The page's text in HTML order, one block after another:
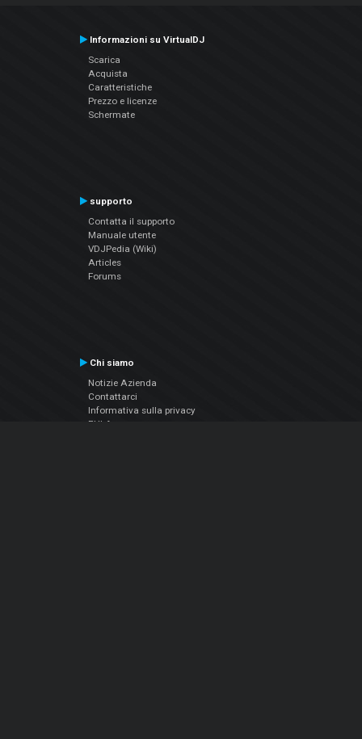
Informazioni su VirtualDJ
Scarica
Acquista
Caratteristiche
Prezzo e licenze
Schermate
supporto
Contatta il supporto
Manuale utente
VDJPedia (Wiki)
Articles
Forums
Chi siamo
Notizie Azienda
Contattarci
Informativa sulla privacy
EULA